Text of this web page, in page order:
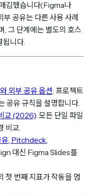
김했습니다(Figma나
공유는 다른 사용 사례
, 그 단계에는 별도의 호스
됩니다.
외부 공유 옵션: 프로젝트
공유 규칙을 설명합니다.
교 (2026): 모든 단일 파일
비교.
, Pitchdeck,
대신 Figma Slides를
첫 번째 지표가 작동을 멈